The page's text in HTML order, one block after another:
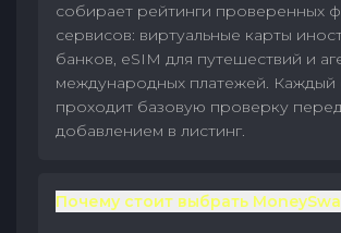
собирает рейтинги проверенных
сервисов: виртуальные карты
банков, eSIM для путешествий и
международных платежей. Каждый
проходит базовую проверку
добавлением в листинг.
Почему стоит выбрать